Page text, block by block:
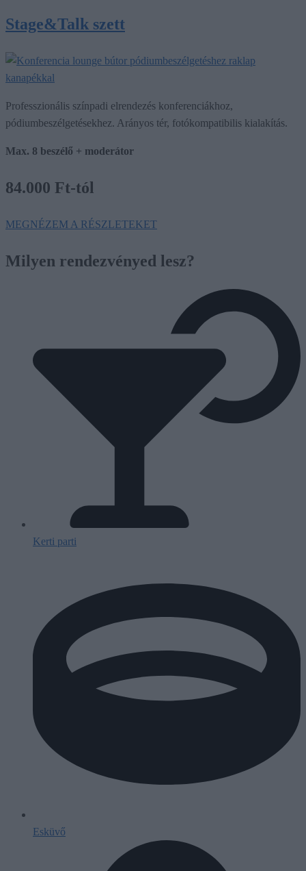
Stage&Talk szett
Professzionális színpadi elrendezés konferenciákhoz,
pódiumbeszélgetésekhez. Arányos tér, fotókompatibilis kialakítás.
Max. 8 beszélő + moderátor
84.000 Ft-tól
MEGNÉZEM A RÉSZLETEKET
Milyen rendezvényed lesz?
Kerti parti
Esküvő